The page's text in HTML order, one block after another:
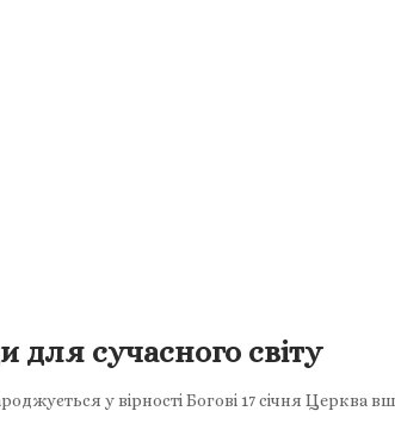
для сучасного світу
у вірності Богові 17 січня Церква